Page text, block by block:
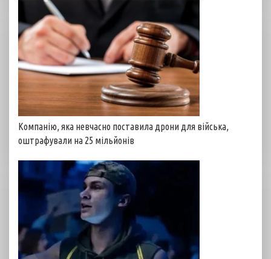
Компанію, яка невчасно поставила дрони для війська,
оштрафували на 25 мільйонів